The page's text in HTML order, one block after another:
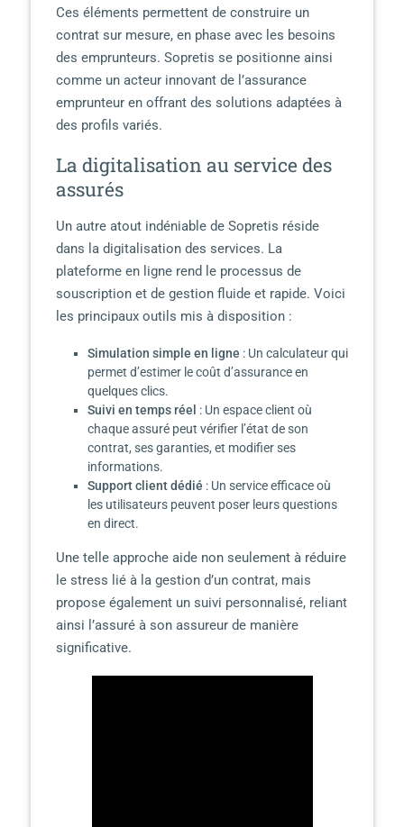
Ces éléments permettent de construire un
contrat sur mesure, en phase avec les besoins
des emprunteurs. Sopretis se positionne ainsi
comme un acteur innovant de l’assurance
emprunteur en offrant des solutions adaptées à
des profils variés.
La digitalisation au service des
assurés
Un autre atout indéniable de Sopretis réside
dans la digitalisation des services. La
plateforme en ligne rend le processus de
souscription et de gestion fluide et rapide. Voici
les principaux outils mis à disposition :
Simulation simple en ligne : Un calculateur qui
permet d’estimer le coût d’assurance en
quelques clics.
Suivi en temps réel : Un espace client où
chaque assuré peut vérifier l’état de son
contrat, ses garanties, et modifier ses
informations.
Support client dédié : Un service efficace où
les utilisateurs peuvent poser leurs questions
en direct.
Une telle approche aide non seulement à réduire
le stress lié à la gestion d’un contrat, mais
propose également un suivi personnalisé, reliant
ainsi l’assuré à son assureur de manière
significative.